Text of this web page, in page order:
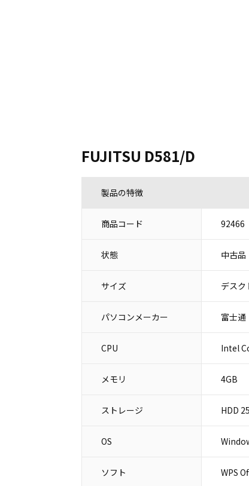
FUJITSU D581/D
製品の特徴
商品コード 92466
状態 中古品
サイズ デス
パソコンメーカー 富士通
CPU Intel
メモリ 4GB
ストレージ HDD
OS
ソフト WPS